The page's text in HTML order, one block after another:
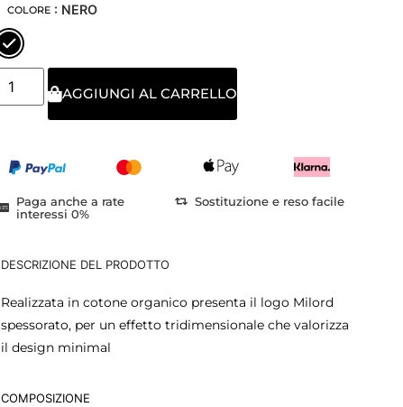
COLORE : NERO
AGGIUNGI AL CARRELLO
Paga anche a rate
interessi 0%
Sostituzione e reso facile
DESCRIZIONE DEL PRODOTTO
Realizzata in cotone organico presenta il logo Milord
spessorato, per un effetto tridimensionale che valorizza
il design minimal
COMPOSIZIONE